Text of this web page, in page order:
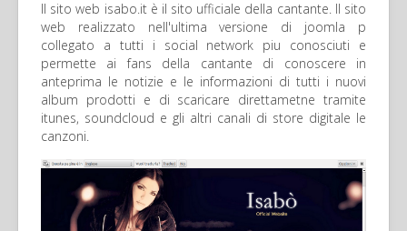
Il sito web isabo.it è il sito ufficiale della cantante. Il sito
web realizzato nell'ultima versione di joomla p
collegato a tutti i social network piu conosciuti e
permette ai fans della cantante di conoscere in
anteprima le notizie e le informazioni di tutti i nuovi
album prodotti e di scaricare direttametne tramite
itunes, soundcloud e gli altri canali di store digitale le
canzoni.